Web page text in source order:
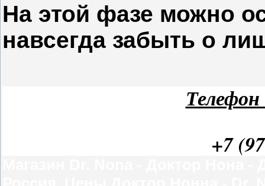
На этой фазе можно
навсегда забыть о
+7